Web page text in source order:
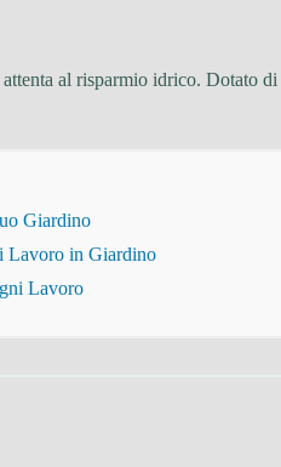
al risparmio idrico. Dotato di
Giardino
Lavoro in Giardino
Lavoro